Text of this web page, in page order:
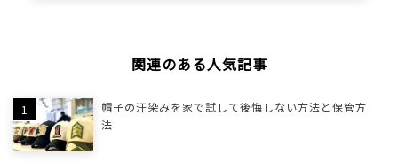
関連のある人気記事
帽子の汗染みを家で試して後悔しない方法と保管方
法